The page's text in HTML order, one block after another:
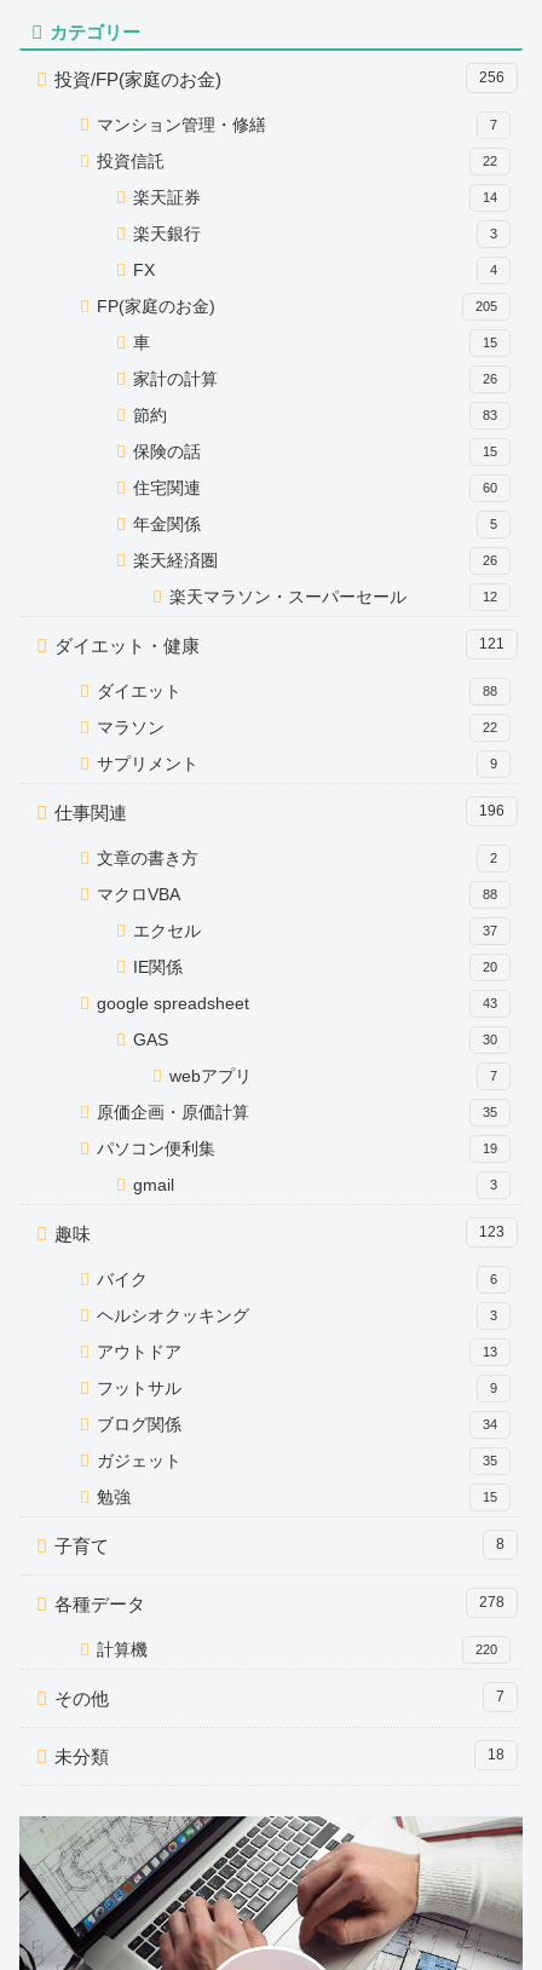
カテゴリー
投資/FP(家庭のお金) 256
マンション管理・修繕 7
投資信託 22
楽天証券 14
楽天銀行 3
FX 4
FP(家庭のお金) 205
車 15
家計の計算 26
節約 83
保険の話 15
住宅関連 60
年金関係 5
楽天経済圏 26
楽天マラソン・スーパーセール 12
ダイエット・健康 121
ダイエット 88
マラソン 22
サプリメント 9
仕事関連 196
文章の書き方 2
マクロVBA 88
エクセル 37
IE関係 20
google spreadsheet 43
GAS 30
webアプリ 7
原価企画・原価計算 35
パソコン便利集 19
gmail 3
趣味 123
バイク 6
ヘルシオクッキング 3
アウトドア 13
フットサル 9
ブログ関係 34
ガジェット 35
勉強 15
子育て 8
各種データ 278
計算機 220
その他 7
未分類 18